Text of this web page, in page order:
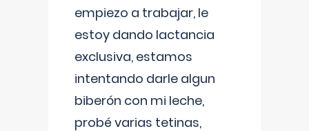
empiezo a trabajar, le
estoy dando lactancia
exclusiva, estamos
intentando darle algun
biberón con mi leche,
probé varias tetinas,